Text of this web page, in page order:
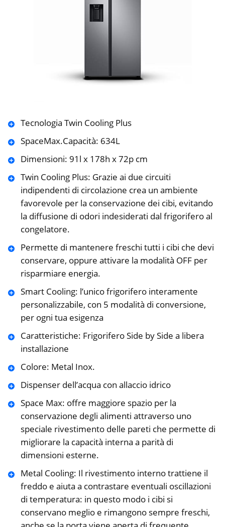
Tecnologia Twin Cooling Plus
SpaceMax.Capacità: 634L
Dimensioni: 91l x 178h x 72p cm
Twin Cooling Plus: Grazie ai due circuiti
indipendenti di circolazione crea un ambiente
favorevole per la conservazione dei cibi, evitando
la diffusione di odori indesiderati dal frigorifero al
congelatore.
Permette di mantenere freschi tutti i cibi che devi
conservare, oppure attivare la modalità OFF per
risparmiare energia.
Smart Cooling: l’unico frigorifero interamente
personalizzabile, con 5 modalità di conversione,
per ogni tua esigenza
Caratteristiche: Frigorifero Side by Side a libera
installazione
Colore: Metal Inox.
Dispenser dell’acqua con allaccio idrico
Space Max: offre maggiore spazio per la
conservazione degli alimenti attraverso uno
speciale rivestimento delle pareti che permette di
migliorare la capacità interna a parità di
dimensioni esterne.
Metal Cooling: Il rivestimento interno trattiene il
freddo e aiuta a contrastare eventuali oscillazioni
di temperatura: in questo modo i cibi si
conservano meglio e rimangono sempre freschi,